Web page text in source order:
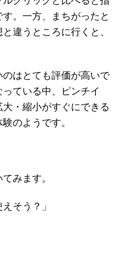
。一方、まちがったと
違うところに行くと、
はとても評価が高いで
ている中、ピンチイ
・縮小がすぐにできる
のようです。
みます。
そう？」